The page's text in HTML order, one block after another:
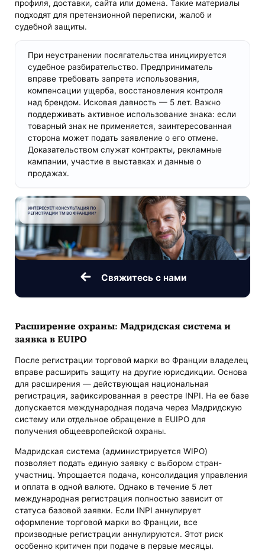
профиля, доставки, сайта или домена. Такие материалы
подходят для претензионной переписки, жалоб и
судебной защиты.
При неустранении посягательства инициируется
судебное разбирательство. Предприниматель
вправе требовать запрета использования,
компенсации ущерба, восстановления контроля
над брендом. Исковая давность — 5 лет. Важно
поддерживать активное использование знака: если
товарный знак не применяется, заинтересованная
сторона может подать заявление о его отмене.
Доказательством служат контракты, рекламные
кампании, участие в выставках и данные о
продажах.
Свяжитесь с нами
Расширение охраны: Мадридская система и
заявка в EUIPO
После регистрации торговой марки во Франции владелец
вправе расширить защиту на другие юрисдикции. Основа
для расширения — действующая национальная
регистрация, зафиксированная в реестре INPI. На ее базе
допускается международная подача через Мадридскую
систему или отдельное обращение в EUIPO для
получения общеевропейской охраны.
Мадридская система (администрируется WIPO)
позволяет подать единую заявку с выбором стран-
участниц. Упрощается подача, консолидация управления
и оплата в одной валюте. Однако в течение 5 лет
международная регистрация полностью зависит от
статуса базовой заявки. Если INPI аннулирует
оформление торговой марки во Франции, все
производные регистрации аннулируются. Этот риск
особенно критичен при подаче в первые месяцы.